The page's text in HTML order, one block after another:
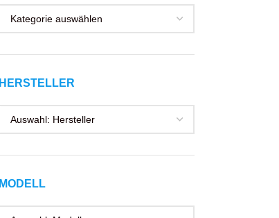
HERSTELLER
MODELL